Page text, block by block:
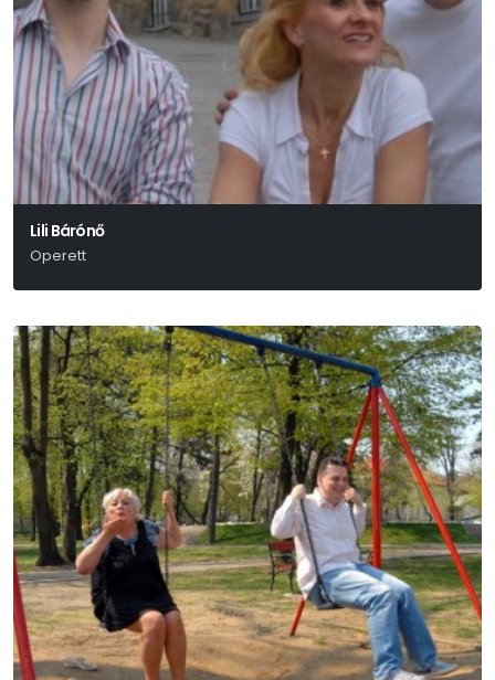
Lili Bárónő
Operett